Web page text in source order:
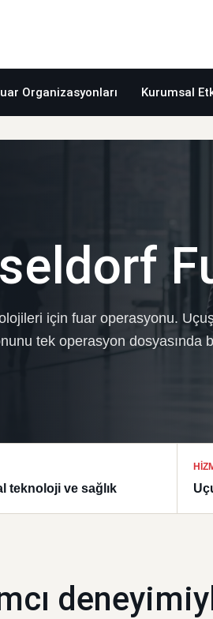
Organizasyonları Kurumsal
için fuar operasyonu.
tek operasyon dosyasında
teknoloji ve sağlık